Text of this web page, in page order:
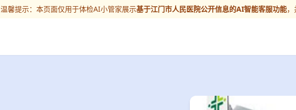
温馨提示：本页面仅用于体检AI小管家展示基于江门市人民医院公开信息的AI智能客服功能，